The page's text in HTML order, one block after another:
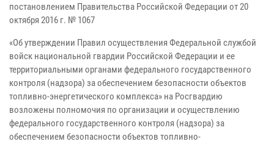
постановлением Правительства Российской Федерации от 20
октября 2016 г. № 1067
«Об утверждении Правил осуществления Федеральной службой
войск национальной гвардии Российской Федерации и ее
территориальными органами федерального государственного
контроля (надзора) за обеспечением безопасности объектов
топливно-энергетического комплекса» на Росгвардию
возложены полномочия по организации и осуществлению
федерального государственного контроля (надзора) за
обеспечением безопасности объектов топливно-